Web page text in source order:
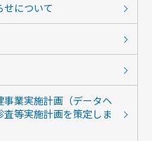
せについて
業実施計画（データヘ
等実施計画を策定しま